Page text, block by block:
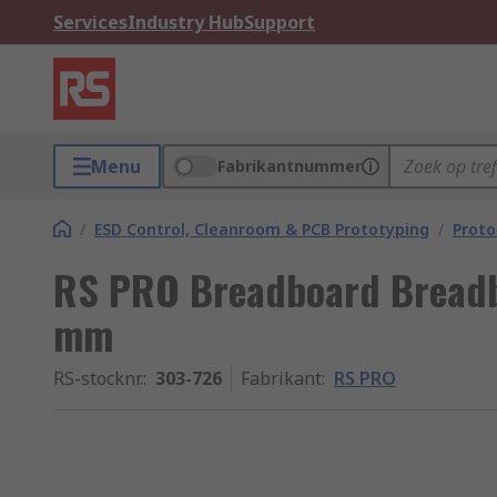
ServicesIndustry HubSupport
Menu Fabrikantnummer
/ ESD Control, Cleanroom & PCB Prototyping /
RS PRO Breadboard
mm
RS-stocknr.: 303-726 Fabrikant: RS PRO